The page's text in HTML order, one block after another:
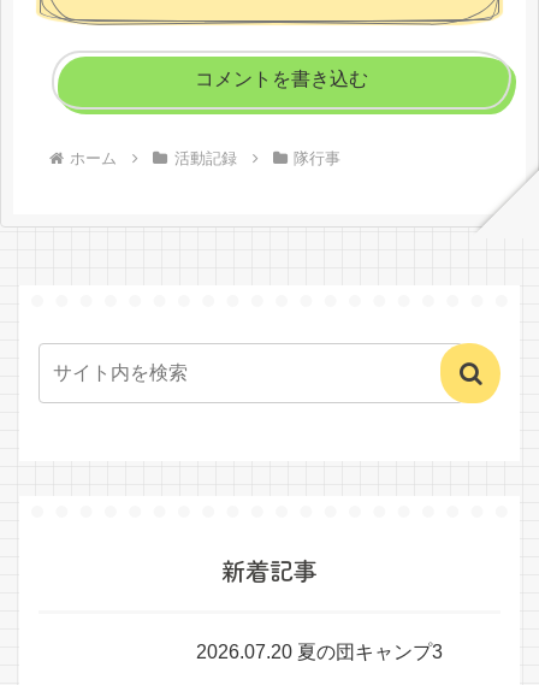
コメントを書き込む
ホーム 活動記録 隊行事
新着記事
2026.07.20 夏の団キャンプ3